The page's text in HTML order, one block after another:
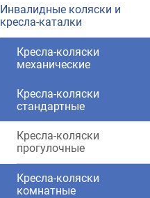
Инвалидные коляски и
кресла-каталки
Кресла-коляски
механические
Кресла-коляски
стандартные
Кресла-коляски
прогулочные
Кресла-коляски
комнатные